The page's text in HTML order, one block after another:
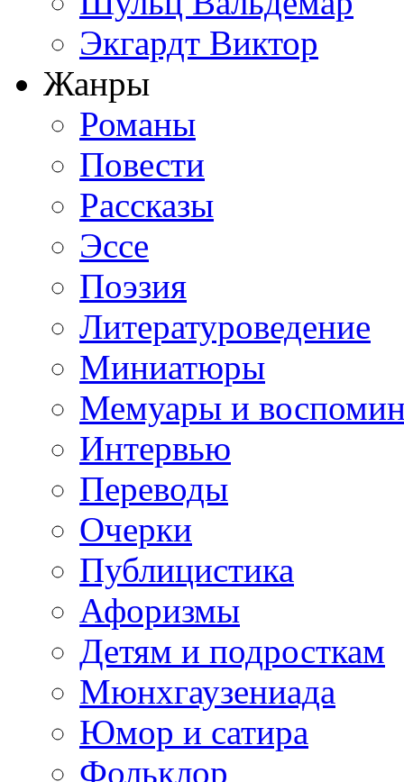
Экгардт Виктор
Жанры
Романы
Повести
Рассказы
Эссе
Поэзия
Литературоведение
Миниатюры
Мемуары и
Интервью
Переводы
Очерки
Публицистика
Афоризмы
Детям и подросткам
Мюнхгаузениада
Юмор и сатира
Фольклор